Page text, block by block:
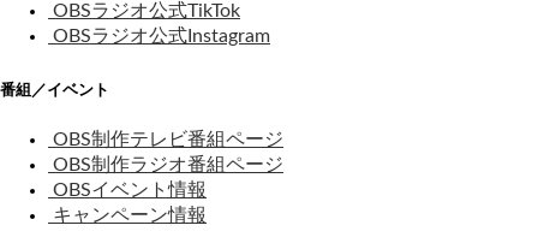
OBSラジオ公式TikTok
OBSラジオ公式Instagram
番組／イベント
OBS制作テレビ番組ページ
OBS制作ラジオ番組ページ
OBSイベント情報
キャンペーン情報